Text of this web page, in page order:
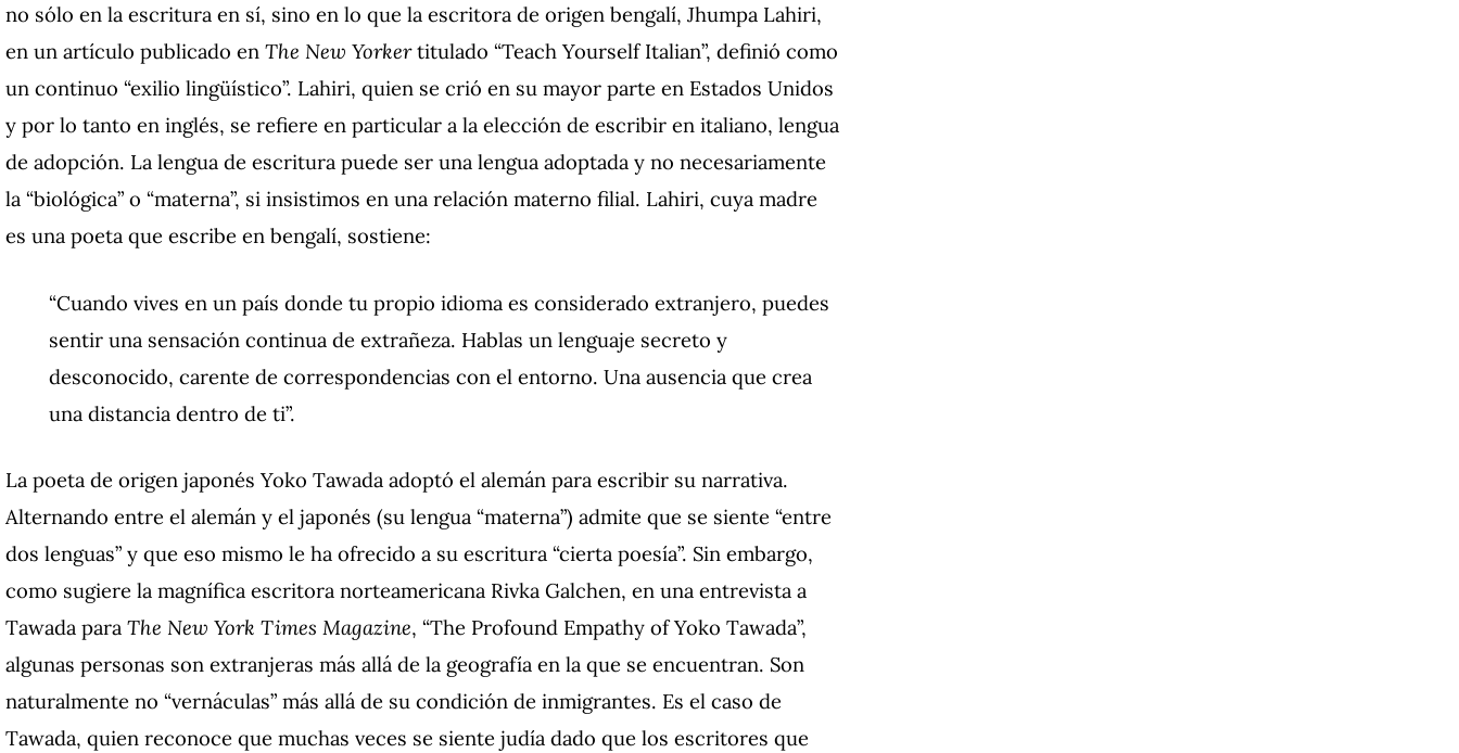
no sólo en la escritura en sí, sino en lo que la escritora de origen bengalí, Jhumpa Lahiri,
en un artículo publicado en The New Yorkertitulado “Teach Yourself Italian”, definió como
un continuo “exilio lingüístico”. Lahiri, quien se crió en su mayor parte en Estados Unidos
y por lo tanto en inglés, se refiere en particular a la elección de escribir en italiano, lengua
de adopción. La lengua de escritura puede ser una lengua adoptada y no necesariamente
la “biológica” o “materna”, si insistimos en una relación materno filial. Lahiri, cuya madre
es una poeta que escribe en bengalí, sostiene:
“Cuando vives en un país donde tu propio idioma es considerado extranjero, puedes
sentir una sensación continua de extrañeza. Hablas un lenguaje secreto y
desconocido, carente de correspondencias con el entorno. Una ausencia que crea
una distancia dentro de ti”.
La poeta de origen japonés Yoko Tawada adoptó el alemán para escribir su narrativa.
Alternando entre el alemán y el japonés (su lengua “materna”) admite que se siente “entre
dos lenguas” y que eso mismo le ha ofrecido a su escritura “cierta poesía”. Sin embargo,
como sugiere la magnífica escritora norteamericana Rivka Galchen, en una entrevista a
Tawada para The New York Times Magazine, “The Profound Empathy of Yoko Tawada”,
algunas personas son extranjeras más allá de la geografía en la que se encuentran. Son
naturalmente no “vernáculas” más allá de su condición de inmigrantes. Es el caso de
Tawada, quien reconoce que muchas veces se siente judía dado que los escritores que